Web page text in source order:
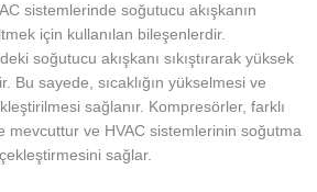
sistemlerinde soğutucu akışkanın
için kullanılan bileşenlerdir.
soğutucu akışkanı sıkıştırarak yüksek
Bu sayede, sıcaklığın yükselmesi ve
sağlanır. Kompresörler, farklı
mevcuttur ve HVAC sistemlerinin soğutma
sağlar.